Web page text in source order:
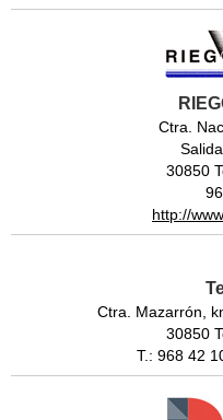
Ctra.
30850
http://
Ctra. Mazarrón,
30850
T.: 968 42